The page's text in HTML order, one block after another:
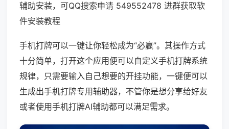
辅助安装，可QQ搜索申请 549552478 进群获取软
件安装教程
手机打牌可以一键让你轻松成为“必赢”。其操作方式
十分简单，打开这个应用便可以自定义手机打牌系统
规律，只需要输入自己想要的开挂功能，一键便可以
生成出手机打牌专用辅助器，不管你是想分享给好友
或者使用手机打牌AI辅助都可以满足需求。